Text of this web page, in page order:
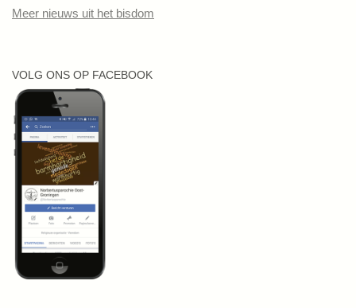
Meer nieuws uit het bisdom
VOLG ONS OP FACEBOOK